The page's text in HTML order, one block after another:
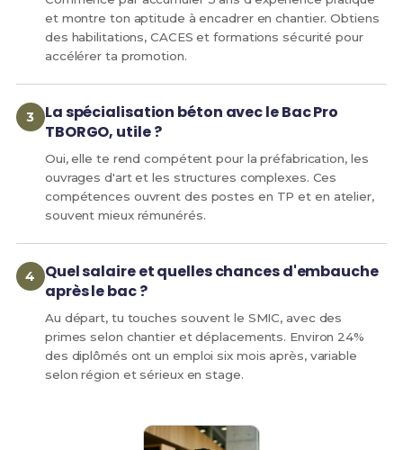
et montre ton aptitude à encadrer en chantier. Obtiens
des habilitations, CACES et formations sécurité pour
accélérer ta promotion.
La spécialisation béton avec le Bac Pro
TBORGO, utile ?
Oui, elle te rend compétent pour la préfabrication, les
ouvrages d'art et les structures complexes. Ces
compétences ouvrent des postes en TP et en atelier,
souvent mieux rémunérés.
Quel salaire et quelles chances d'embauche
après le bac ?
Au départ, tu touches souvent le SMIC, avec des
primes selon chantier et déplacements. Environ 24%
des diplômés ont un emploi six mois après, variable
selon région et sérieux en stage.